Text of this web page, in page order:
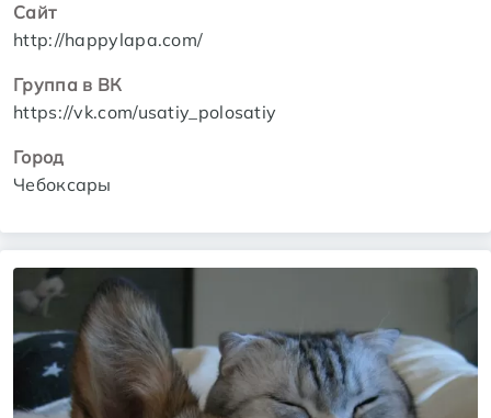
Сайт
http://happylapa.com/
Группа в ВК
https://vk.com/usatiy_polosatiy
Город
Чебоксары